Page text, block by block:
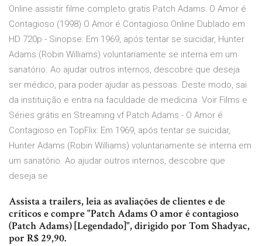
Online assistir filme completo gratis Patch Adams: O Amor é
Contagioso (1998) O Amor é Contagioso Online Dublado em
HD 720p - Sinopse: Em 1969, após tentar se suicidar, Hunter
Adams (Robin Williams) voluntariamente se interna em um
sanatório. Ao ajudar outros internos, descobre que deseja
ser médico, para poder ajudar as pessoas. Deste modo, sai
da instituição e entra na faculdade de medicina. Voir Films e
Séries grátis en Streaming vf Patch Adams - O Amor é
Contagioso en TopFlix: Em 1969, após tentar se suicidar,
Hunter Adams (Robin Williams) voluntariamente se interna em
um sanatório. Ao ajudar outros internos, descobre que
deseja se
‎Assista a trailers, leia as avaliações de clientes e de
críticos e compre "Patch Adams O amor é contagioso
(Patch Adams) [Legendado]", dirigido por Tom Shadyac,
por R$ 29,90.